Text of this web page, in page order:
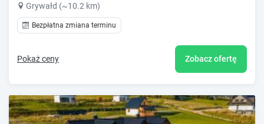
Grywałd (~10.2 km)
Bezpłatna zmiana terminu
Pokaż ceny Zobacz ofertę